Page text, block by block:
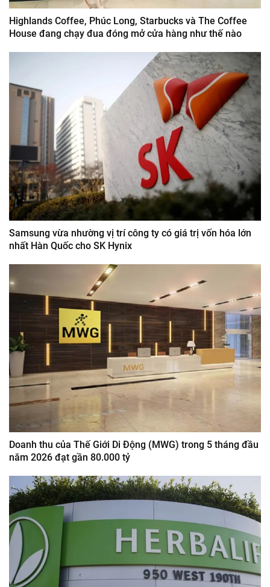
Highlands Coffee, Phúc Long, Starbucks và The Coffee
House đang chạy đua đóng mở cửa hàng như thế nào
Samsung vừa nhường vị trí công ty có giá trị vốn hóa lớn
nhất Hàn Quốc cho SK Hynix
Doanh thu của Thế Giới Di Động (MWG) trong 5 tháng đầu
năm 2026 đạt gần 80.000 tỷ